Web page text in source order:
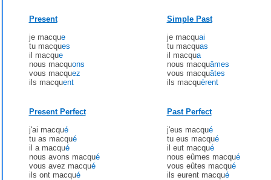
Present
je macque
tu macques
il macque
nous macquons
vous macquez
ils macquent
Simple Past
je macquai
tu macquas
il macqua
nous macquâmes
vous macquâtes
ils macquèrent
Present Perfect
j'ai macqué
tu as macqué
il a macqué
nous avons macqué
vous avez macqué
ils ont macqué
Past Perfect
j'eus macqué
tu eus macqué
il eut macqué
nous eûmes macqué
vous eûtes macqué
ils eurent macqué